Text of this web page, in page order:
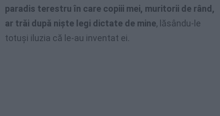
paradis terestru în care copiii mei, muritorii de rând,
ar trăi după niște legi dictate de mine, lăsându-le
totuși iluzia că le-au inventat ei.